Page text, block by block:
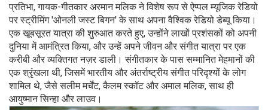
प्रतिभा, गायक-गीतकार अरमान मलिक ने विशेष रूप से ऐप्पल म्यूजिक रेडियो
पर स्ट्रीमिंग 'ओनली जस्ट बिगन' के साथ अपना वैश्विक रेडियो डेब्यू किया।
एक खूबसूरत यात्रा की शुरुआत करते हुए, उन्होंने लाखों प्रशंसकों को अपनी
दुनिया में आमंत्रित किया, और उन्हें अपने जीवन और संगीत यात्रा पर एक
करीबी और व्यक्तिगत नज़र डाली। संगीतकार के पास सम्मानित मेहमानों की
एक श्रृंखला थी, जिसमें भारतीय और अंतर्राष्ट्रीय संगीत परिदृश्यों के लोग
शामिल थे, जैसे सलीम मर्चेंट, कैलम स्कॉट और अमाल मलिक, साथ ही
आयुष्मान सिन्हा और लाउव।